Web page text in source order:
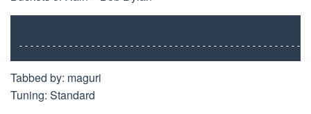
Tabbed by: maguri
Tuning: Standard